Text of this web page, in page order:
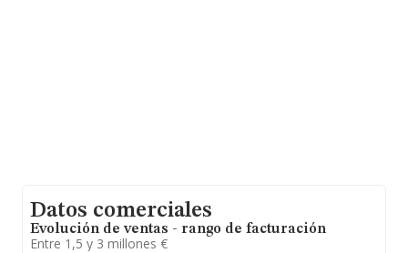
Datos comerciales
Evolución de ventas - rango de facturación
Entre 1,5 y 3 millones €